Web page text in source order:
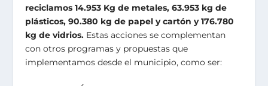
reciclamos 14.953 Kg de metales, 63.953 kg de
plásticos, 90.380 kg de papel y cartón y 176.780
kg de vidrios. Estas acciones se complementan
con otros programas y propuestas que
implementamos desde el municipio, como ser: